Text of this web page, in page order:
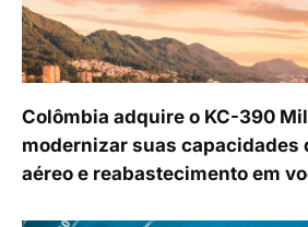
Colômbia adquire o KC-390
modernizar suas capacidades
aéreo e reabastecimento em